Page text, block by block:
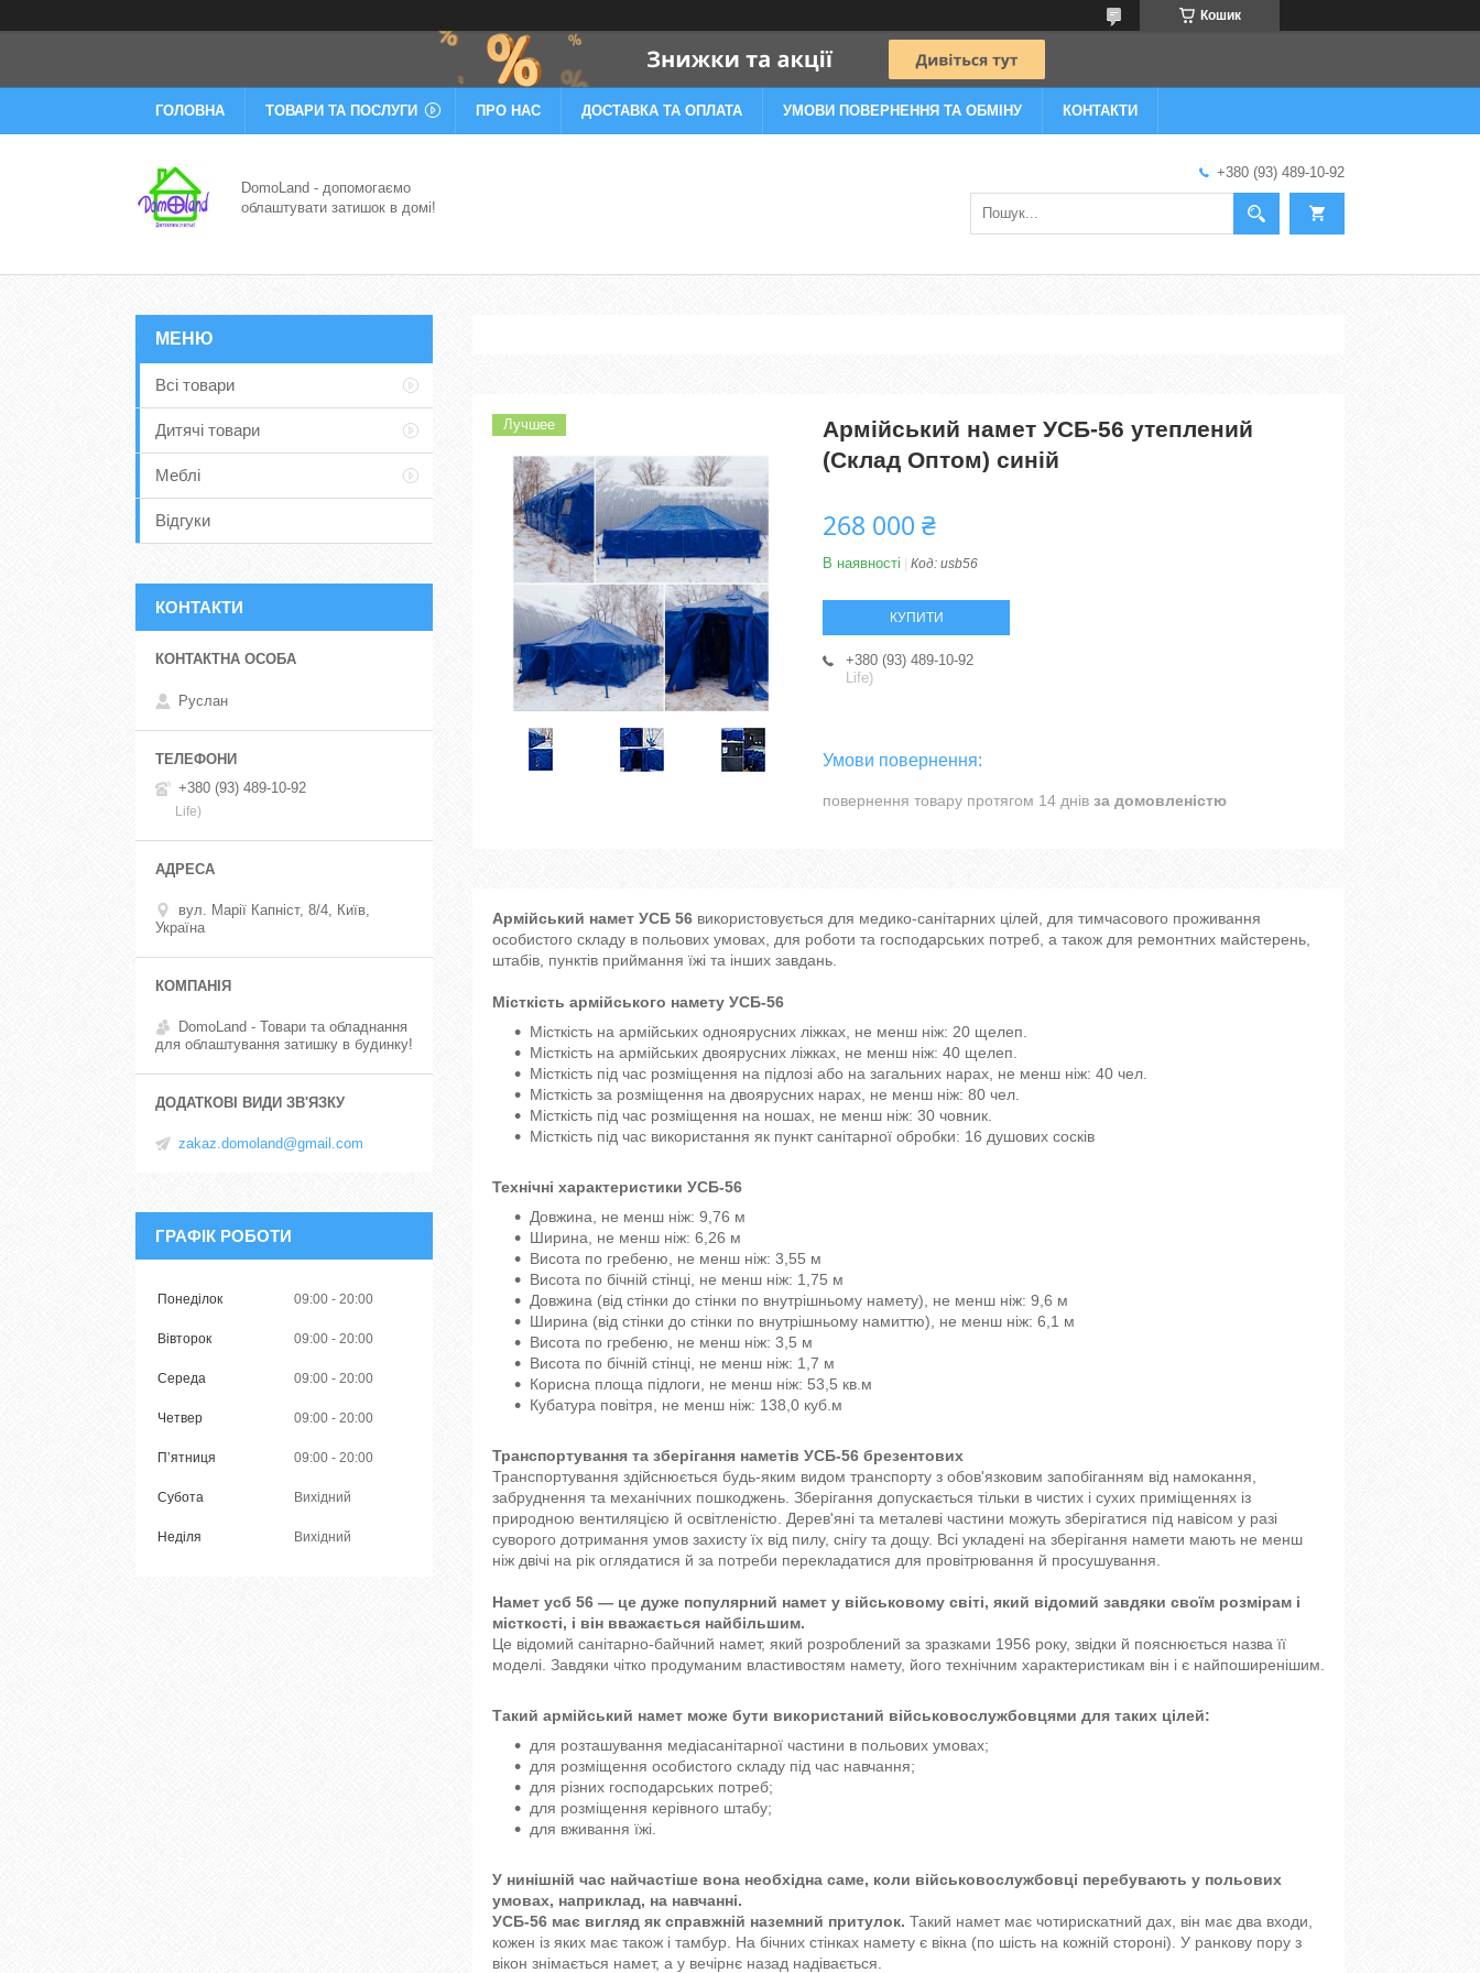
Кошик
ГОЛОВНА ТОВАРИ ТА ПОСЛУГИ ПРО НАС ДОСТАВКА ТА ОПЛАТА УМОВИ ПОВЕРНЕННЯ ТА ОБМІНУ КОНТАКТИ
DomoLand - допомогаємо
облаштувати затишок в домі!
+380 (93) 489-10-92
Лучшее
Армійський намет УСБ-56 утеплений
(Склад Оптом) синій
268 000 ₴
В наявності Код: usb56
КУПИТИ
+380 (93) 489-10-92
Life)
повернення товару протягом 14 днів за домовленістю
Армійський намет УСБ 56 використовується для медико-санітарних цілей, для тимчасового проживання
особистого складу в польових умовах, для роботи та господарських потреб, а також для ремонтних майстерень,
штабів, пунктів приймання їжі та інших завдань.
Місткість армійського намету УСБ-56
Місткість на армійських одноярусних ліжках, не менш ніж: 20 щелеп.
Місткість на армійських двоярусних ліжках, не менш ніж: 40 щелеп.
Місткість під час розміщення на підлозі або на загальних нарах, не менш ніж: 40 чел.
Місткість за розміщення на двоярусних нарах, не менш ніж: 80 чел.
Місткість під час розміщення на ношах, не менш ніж: 30 човник.
Місткість під час використання як пункт санітарної обробки: 16 душових сосків
Технічні характеристики УСБ-56
Довжина, не менш ніж: 9,76 м
Ширина, не менш ніж: 6,26 м
Висота по гребеню, не менш ніж: 3,55 м
Висота по бічній стінці, не менш ніж: 1,75 м
Довжина (від стінки до стінки по внутрішньому намету), не менш ніж: 9,6 м
Ширина (від стінки до стінки по внутрішньому намиттю), не менш ніж: 6,1 м
Висота по гребеню, не менш ніж: 3,5 м
Висота по бічній стінці, не менш ніж: 1,7 м
Корисна площа підлоги, не менш ніж: 53,5 кв.м
Кубатура повітря, не менш ніж: 138,0 куб.м
Транспортування та зберігання наметів УСБ-56 брезентових
Транспортування здійснюється будь-яким видом транспорту з обов'язковим запобіганням від намокання,
забруднення та механічних пошкоджень. Зберігання допускається тільки в чистих і сухих приміщеннях із
природною вентиляцією й освітленістю. Дерев'яні та металеві частини можуть зберігатися під навісом у разі
суворого дотримання умов захисту їх від пилу, снігу та дощу. Всі укладені на зберігання намети мають не менш
ніж двічі на рік оглядатися й за потреби перекладатися для провітрювання й просушування.
Намет усб 56 — це дуже популярний намет у військовому світі, який відомий завдяки своїм розмірам і
місткості, і він вважається найбільшим.
Це відомий санітарно-байчний намет, який розроблений за зразками 1956 року, звідки й пояснюється назва її
моделі. Завдяки чітко продуманим властивостям намету, його технічним характеристикам він і є найпоширенішим.
Такий армійський намет може бути використаний військовослужбовцями для таких цілей:
для розташування медіасанітарної частини в польових умовах;
для розміщення особистого складу під час навчання;
для різних господарських потреб;
для розміщення керівного штабу;
для вживання їжі.
У нинішній час найчастіше вона необхідна саме, коли військовослужбовці перебувають у польових
умовах, наприклад, на навчанні.
УСБ-56 має вигляд як справжній наземний притулок. Такий намет має чотирискатний дах, він має два входи,
кожен із яких має також і тамбур. На бічних стінках намету є вікна (по шість на кожній стороні). У ранкову пору з
вікон знімається намет, а у вечірнє назад надівається.
Всі товари
Дитячі товари
Меблі
Відгуки
КОНТАКТИ
Руслан
+380 (93) 489-10-92
Life)
вул. Марії Капніст, 8/4, Київ,
Україна
DomoLand - Товари та обладнання
для облаштування затишку в будинку!
zakaz.domoland@gmail.com
ГРАФІК РОБОТИ
Понеділок 09:00 20:00
Вівторок 09:00 20:00
Середа 09:00 20:00
Четвер 09:00 20:00
Пʼятниця 09:00 20:00
Субота Вихідний
Неділя Вихідний